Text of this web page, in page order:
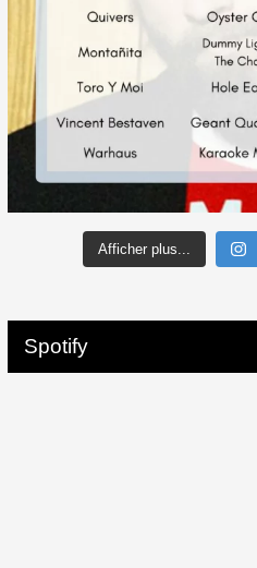
Afficher plus...
Spotify